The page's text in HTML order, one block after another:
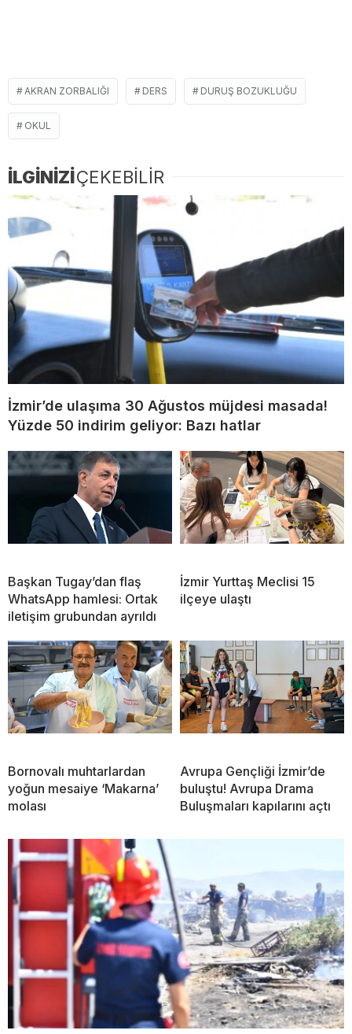
AKRAN ZORBALIĞI DERS DURUŞ BOZUKLUĞU
OKUL
İLGİNİZİÇEKEBİLİR
İzmir’de ulaşıma 30 Ağustos müjdesi masada!
Yüzde 50 indirim geliyor: Bazı hatlar
Başkan Tugay’dan flaş
WhatsApp hamlesi: Ortak
iletişim grubundan ayrıldı
İzmir Yurttaş Meclisi 15
ilçeye ulaştı
Bornovalı muhtarlardan
yoğun mesaiye ‘Makarna’
molası
Avrupa Gençliği İzmir’de
buluştu! Avrupa Drama
Buluşmaları kapılarını açtı